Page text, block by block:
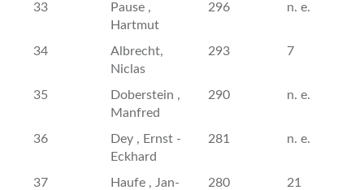
33
Pause ,
Hartmut
296 n. e.
34
Albrecht,
Niclas
293 7
35
Doberstein ,
Manfred
290 n. e.
36
Dey , Ernst -
Eckhard
281 n. e.
37
Haufe , Jan-
280 21